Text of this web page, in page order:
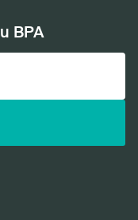
BPA